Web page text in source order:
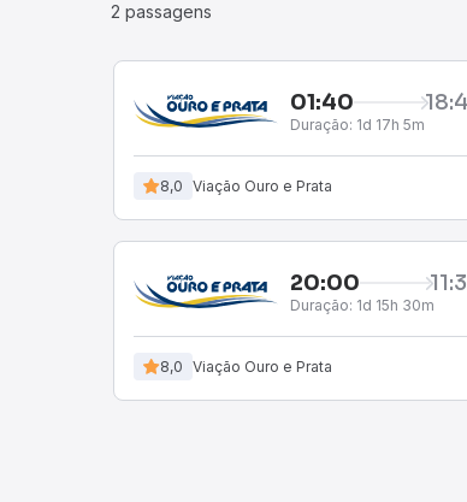
2 passagens
01:40
Duração: 1d 17h 5m
8,0 Viação Ouro e Prata
20:00
Duração: 1d 15h 30m
8,0 Viação Ouro e Prata